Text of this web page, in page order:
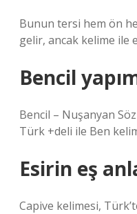
Bunun tersi hem ön
gelir, ancak kelime ile
Bencil
Bencil – Nuşanyan
Türk +deli ile Ben
Esirin eş
Capive kelimesi,